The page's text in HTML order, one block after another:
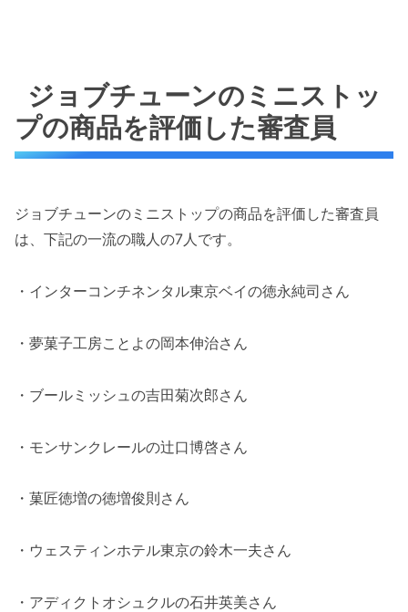
ジョブチューンのミニストッ
プの商品を評価した審査員
ジョブチューンのミニストップの商品を評価した審査員
は、下記の一流の職人の7人です。
・インターコンチネンタル東京ベイの徳永純司さん
・夢菓子工房ことよの岡本伸治さん
・ブールミッシュの吉田菊次郎さん
・モンサンクレールの辻口博啓さん
・菓匠徳増の徳増俊則さん
・ウェスティンホテル東京の鈴木一夫さん
・アディクトオシュクルの石井英美さん